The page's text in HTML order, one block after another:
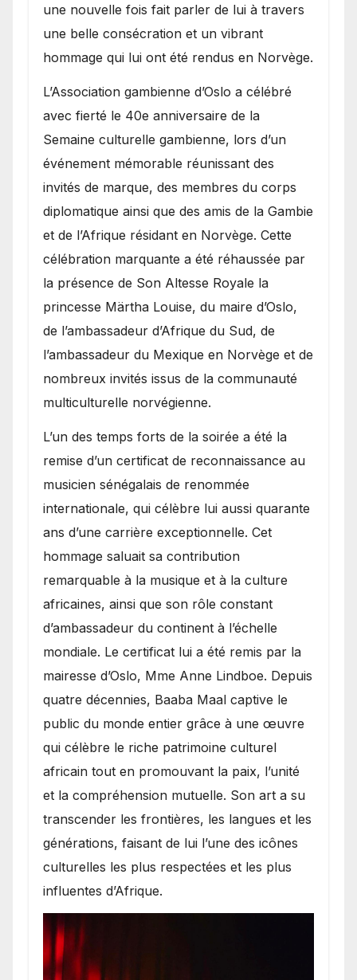
une nouvelle fois fait parler de lui à travers
une belle consécration et un vibrant
hommage qui lui ont été rendus en Norvège.
​L’Association gambienne d’Oslo a célébré
avec fierté le 40e anniversaire de la
Semaine culturelle gambienne, lors d’un
événement mémorable réunissant des
invités de marque, des membres du corps
diplomatique ainsi que des amis de la Gambie
et de l’Afrique résidant en Norvège. Cette
célébration marquante a été réhaussée par
la présence de Son Altesse Royale la
princesse Märtha Louise, du maire d’Oslo,
de l’ambassadeur d’Afrique du Sud, de
l’ambassadeur du Mexique en Norvège et de
nombreux invités issus de la communauté
multiculturelle norvégienne.
​L’un des temps forts de la soirée a été la
remise d’un certificat de reconnaissance au
musicien sénégalais de renommée
internationale, qui célèbre lui aussi quarante
ans d’une carrière exceptionnelle. Cet
hommage saluait sa contribution
remarquable à la musique et à la culture
africaines, ainsi que son rôle constant
d’ambassadeur du continent à l’échelle
mondiale. Le certificat lui a été remis par la
mairesse d’Oslo, Mme Anne Lindboe. Depuis
quatre décennies, Baaba Maal captive le
public du monde entier grâce à une œuvre
qui célèbre le riche patrimoine culturel
africain tout en promouvant la paix, l’unité
et la compréhension mutuelle. Son art a su
transcender les frontières, les langues et les
générations, faisant de lui l’une des icônes
culturelles les plus respectées et les plus
influentes d’Afrique.